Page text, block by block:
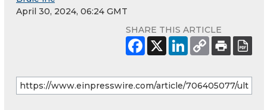
April 30, 2024, 06:24 GMT
SHARE THIS ARTICLE